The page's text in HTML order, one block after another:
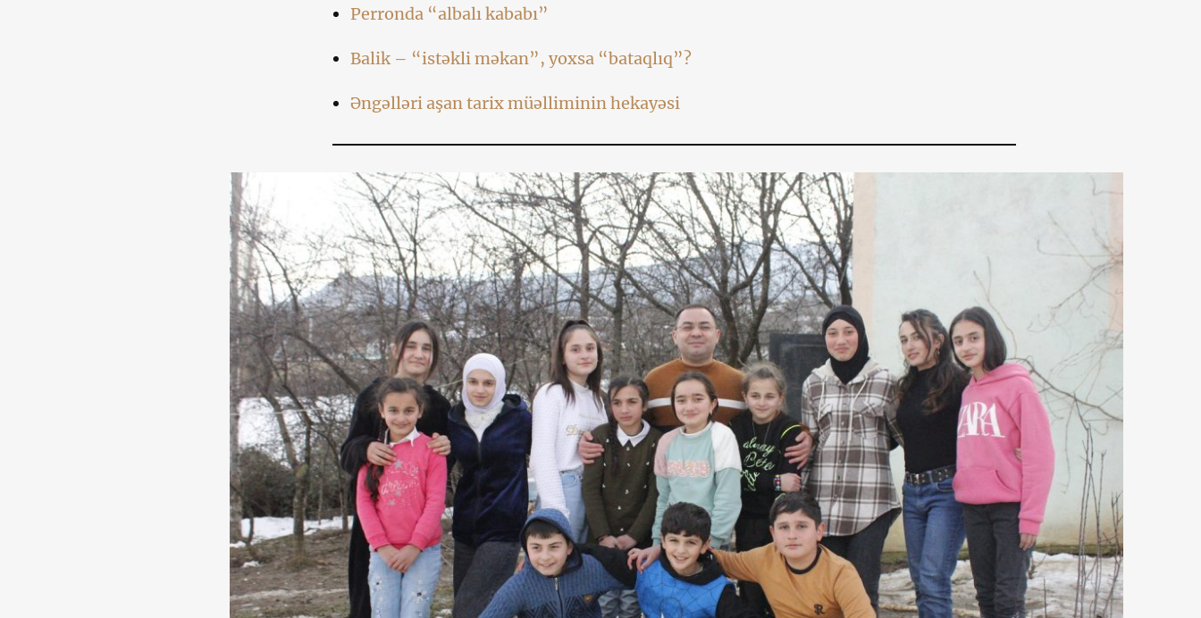
Perronda “albalı kababı”
Balik – “istəkli məkan”, yoxsa “bataqlıq”?
Əngəlləri aşan tarix müəlliminin hekayəsi